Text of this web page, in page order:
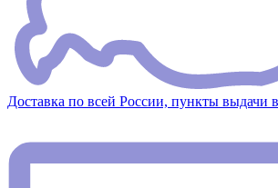
Доставка по всей России, пункты выдачи